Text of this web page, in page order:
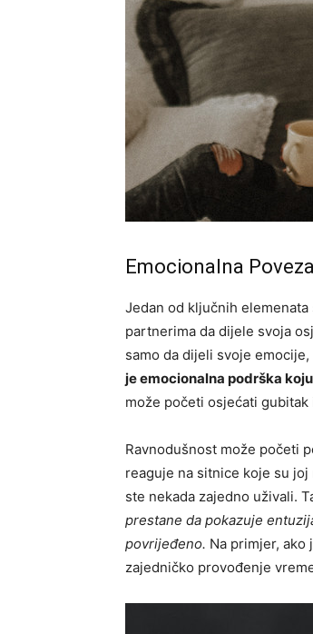
Emocionalna
Jedan od ključnih
partnerima da dijele svoja
samo da dijeli svoje
je emocionalna podrška
može početi osjećati
Ravnodušnost može početi
reaguje na sitnice koje su
ste nekada zajedno uživali.
prestane da pokazuje
povrijeđeno. Na primjer, ako
zajedničko provođenje